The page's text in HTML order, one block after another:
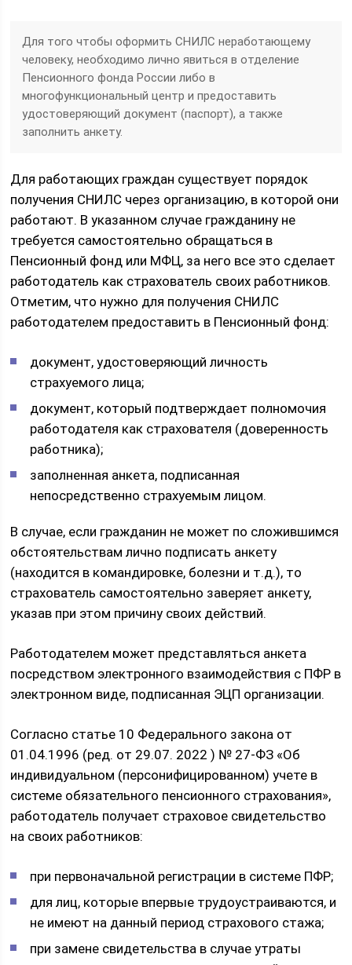
Для того чтобы оформить СНИЛС неработающему
человеку, необходимо лично явиться в отделение
Пенсионного фонда России либо в
многофункциональный центр и предоставить
удостоверяющий документ (паспорт), а также
заполнить анкету.
Для работающих граждан существует порядок
получения СНИЛС через организацию, в которой они
работают. В указанном случае гражданину не
требуется самостоятельно обращаться в
Пенсионный фонд или МФЦ, за него все это сделает
работодатель как страхователь своих работников.
Отметим, что нужно для получения СНИЛС
работодателем предоставить в Пенсионный фонд:
документ, удостоверяющий личность
страхуемого лица;
документ, который подтверждает полномочия
работодателя как страхователя (доверенность
работника);
заполненная анкета, подписанная
непосредственно страхуемым лицом.
В случае, если гражданин не может по сложившимся
обстоятельствам лично подписать анкету
(находится в командировке, болезни и т.д.), то
страхователь самостоятельно заверяет анкету,
указав при этом причину своих действий.
Работодателем может представляться анкета
посредством электронного взаимодействия с ПФР в
электронном виде, подписанная ЭЦП организации.
Согласно статье 10 Федерального закона от
01.04.1996 (ред. от 29.07. 2022 ) № 27-ФЗ «Об
индивидуальном (персонифицированном) учете в
системе обязательного пенсионного страхования»,
работодатель получает страховое свидетельство
на своих работников:
при первоначальной регистрации в системе ПФР;
для лиц, которые впервые трудоустраиваются, и
не имеют на данный период страхового стажа;
при замене свидетельства в случае утраты